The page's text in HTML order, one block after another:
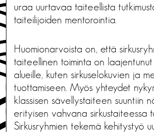
uraa uurtavaa taiteellista
taiteilijoiden mentorointia.
Huomionarvoista on, että
taiteellinen toiminta on laajentunut
alueille, kuten sirkuselokuvien ja
tuottamiseen. Myös yhteydet
klassisen sävellystaiteen suuntiin
erityisen vahvana sirkustaiteessa
Sirkusryhmien tekemä kehitystyö